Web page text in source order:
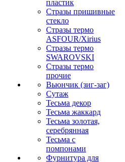
пластик
Стразы пришивные
стекло
Стразы термо
ASFOUR/Xirius
Стразы термо
SWAROVSKI
Стразы термо
прочие
Вьюнчик (зиг-заг)
Сутаж
Тесьма декор
Тесьма жаккард
Тесьма золотая,
серебрянная
Тесьма с
помпонами
Фурнитура для